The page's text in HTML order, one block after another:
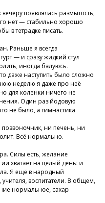
появлялась размытость,
нет — стабильно хорошо
в тетрадке писать.
Раньше я всегда
— и сразу жидкий стул
иногда балуюсь.
даже наступить было сложно
неделю я даже про неё
для коленки ничего не
Один раз йодовую
не было, а гимнастика
ни печень, ни
Всё нормально.
Силы есть, желание
хватает на целый день: и
Я ещё в народный
воспитатели. В общем,
нормальное, сахар
в